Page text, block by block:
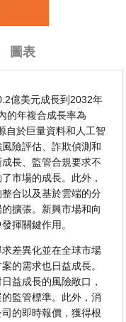
圖表
億美元成長到2032年
的年複合成長率為
自於巨量資料和人工智
險評估、詐欺偵測和
長、監管合規要求不
市場的成長。此外，
合以及基於雲端的分
擴張。新興市場和向
揮關鍵作用。
差異化並在全球市場
的需求也日益成長。
益成長的風險敞口，
監管標準。此外，消
的即時報價，獲得根